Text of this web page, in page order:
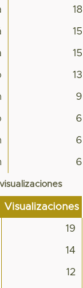
18
15
15
13
9
6
6
6
Visualizaciones
19
14
12